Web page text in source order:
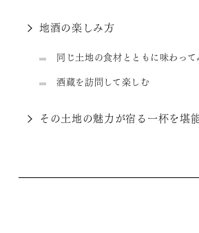
地酒の楽しみ方
同じ土地の食材とともに味わって
酒蔵を訪問して楽しむ
その土地の魅力が宿る一杯を堪